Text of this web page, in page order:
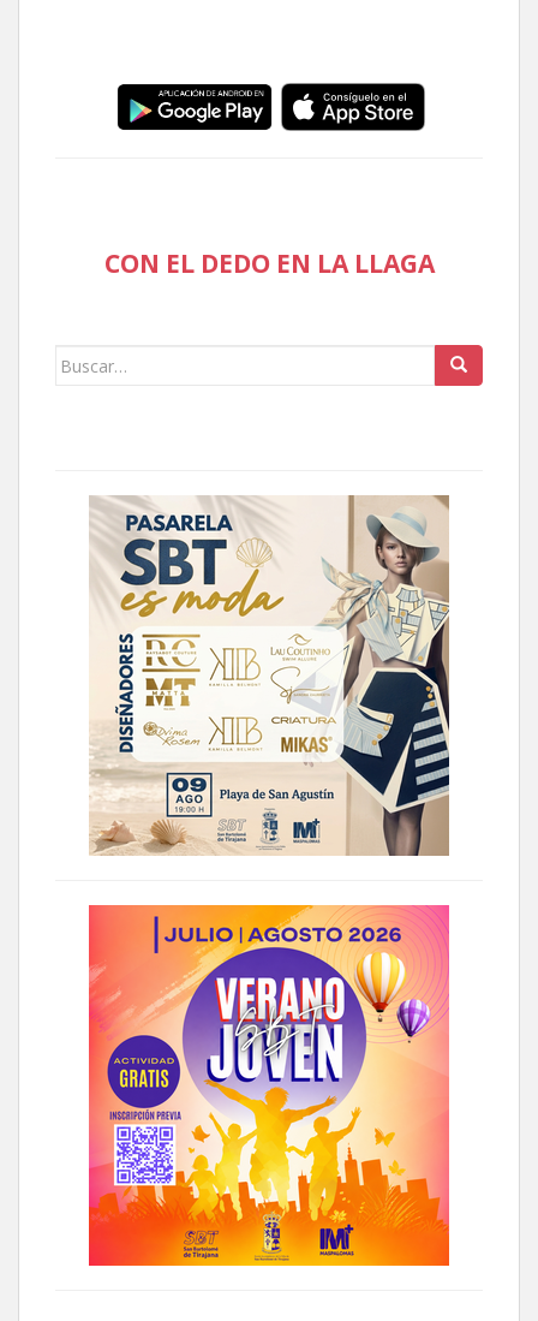
CON EL DEDO EN LA LLAGA
Buscar: